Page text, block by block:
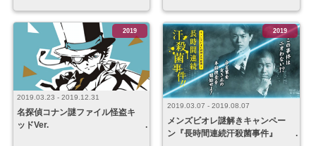
2019.03.23 - 2019.12.31
名探偵コナン謎ファイル怪盗キ
ッドVer.
2019
2019.03.07 - 2019.08.07
メンズビオレ謎解きキャンペー
ン『長時間連続汗殺菌事件』
2019